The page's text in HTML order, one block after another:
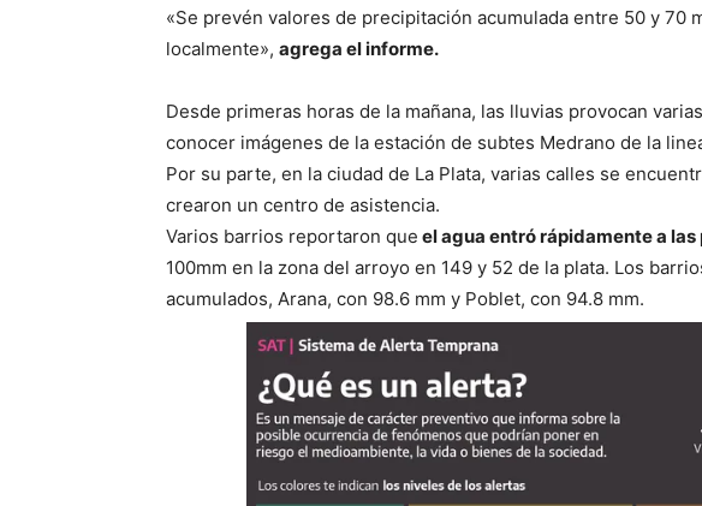
«Se prevén valores de precipitación acumulada entre 50 y 70
localmente», agrega el informe.
Desde primeras horas de la mañana, las lluvias provocan
conocer imágenes de la estación de subtes Medrano de la
Por su parte, en la ciudad de La Plata, varias calles se
crearon un centro de asistencia.
Varios barrios reportaron que el agua entró rápidamente a
100mm en la zona del arroyo en 149 y 52 de la plata. Los
acumulados, Arana, con 98.6 mm y Poblet, con 94.8 mm.